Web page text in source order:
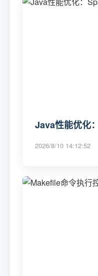
Java性能优化
2026/8/10 14:12:52